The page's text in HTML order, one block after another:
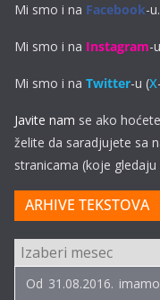
Mi smo i na Facebook-u.
Mi smo i na Instagram-
Mi smo i na Twitter-u (X
Javite nam se ako
želite da saradjujete sa
stranicama (koje
ARHIVE TEKSTOVA
ARHIVE
TEKSTOVA
Od 31.08.2016.